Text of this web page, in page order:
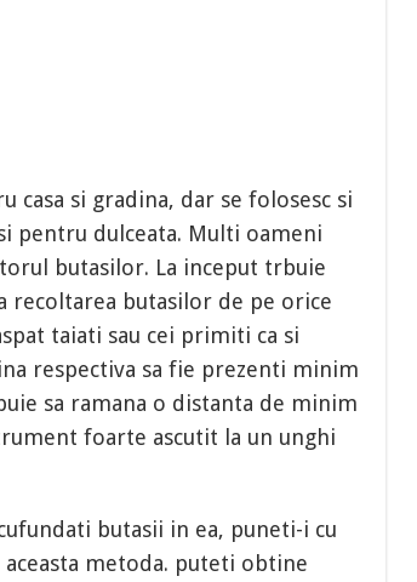
si gradina, dar se folosesc si
pentru dulceata. Multi oameni
butasilor. La inceput trbuie
recoltarea butasilor de pe orice
taiati sau cei primiti ca si
respectiva sa fie prezenti minim
sa ramana o distanta de minim
foarte ascutit la un unghi
butasii in ea, puneti-i cu
metoda. puteti obtine